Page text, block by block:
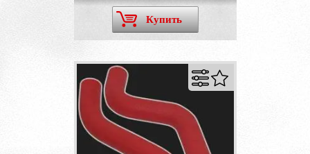
Купить